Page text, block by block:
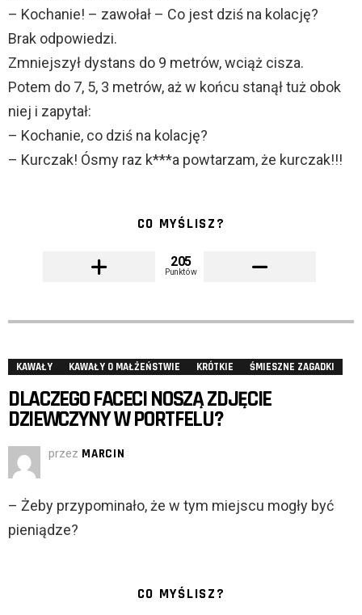
– Kochanie! – zawołał – Co jest dziś na kolację?
Brak odpowiedzi.
Zmniejszył dystans do 9 metrów, wciąż cisza.
Potem do 7, 5, 3 metrów, aż w końcu stanął tuż obok
niej i zapytał:
– Kochanie, co dziś na kolację?
– Kurczak! Ósmy raz k***a powtarzam, że kurczak!!!
CO MYŚLISZ?
205
Punktów
KAWAŁY KAWAŁY O MAŁŻEŃSTWIE KRÓTKIE ŚMIESZNE ZAGADKI
DLACZEGO FACECI NOSZĄ ZDJĘCIE
DZIEWCZYNY W PORTFELU?
przez MARCIN
– Żeby przypominało, że w tym miejscu mogły być
pieniądze?
CO MYŚLISZ?